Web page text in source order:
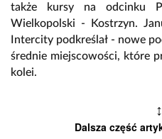
także kursy na odcinku
Wielkopolski - Kostrzyn.
Intercity podkreślał - nowe
średnie miejscowości, które
kolei.
↕
Dalsza część